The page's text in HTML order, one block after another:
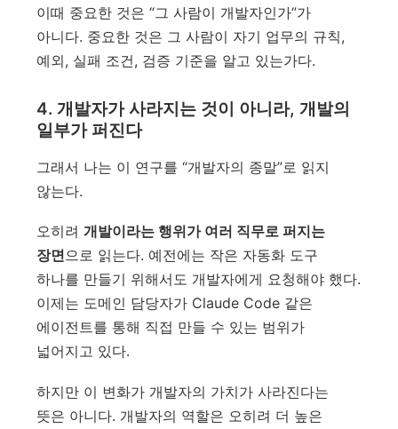
이때 중요한 것은 “그 사람이 개발자인가”가
아니다. 중요한 것은 그 사람이 자기 업무의 규칙,
예외, 실패 조건, 검증 기준을 알고 있는가다.
4. 개발자가 사라지는 것이 아니라, 개발의
일부가 퍼진다
그래서 나는 이 연구를 “개발자의 종말”로 읽지
않는다.
오히려개발이라는 행위가 여러 직무로 퍼지는
장면으로 읽는다. 예전에는 작은 자동화 도구
하나를 만들기 위해서도 개발자에게 요청해야 했다.
이제는 도메인 담당자가 Claude Code 같은
에이전트를 통해 직접 만들 수 있는 범위가
넓어지고 있다.
하지만 이 변화가 개발자의 가치가 사라진다는
뜻은 아니다. 개발자의 역할은 오히려 더 높은